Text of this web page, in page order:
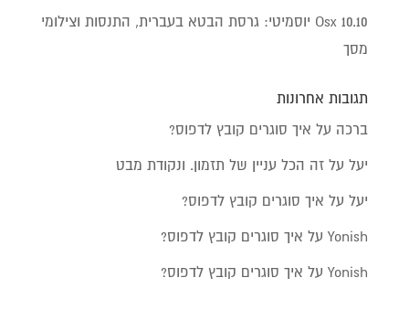
Osx 10.10 יוסמיטי: גרסת הבטא בעברית, התנסות וצילומי
מסך
תגובות אחרונות
ברכה על איך סוגרים קובץ לדפוס?
יעלעל זה הכל עניין של תזמון. ונקודת מבט
יעלעל איך סוגרים קובץ לדפוס?
Yonishעל איך סוגרים קובץ לדפוס?
Yonishעל איך סוגרים קובץ לדפוס?